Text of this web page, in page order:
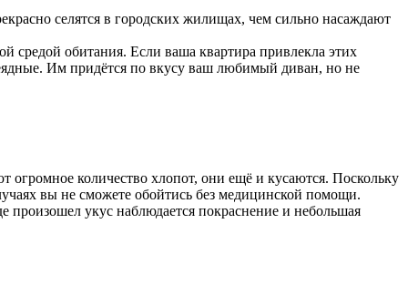
селятся в городских жилищах, чем сильно насаждают
средой обитания. Если ваша квартира привлекла этих
Им придётся по вкусу ваш любимый диван, но не
огромное количество хлопот, они ещё и кусаются. Поскольку
вы не сможете обойтись без медицинской помощи.
произошел укус наблюдается покраснение и небольшая